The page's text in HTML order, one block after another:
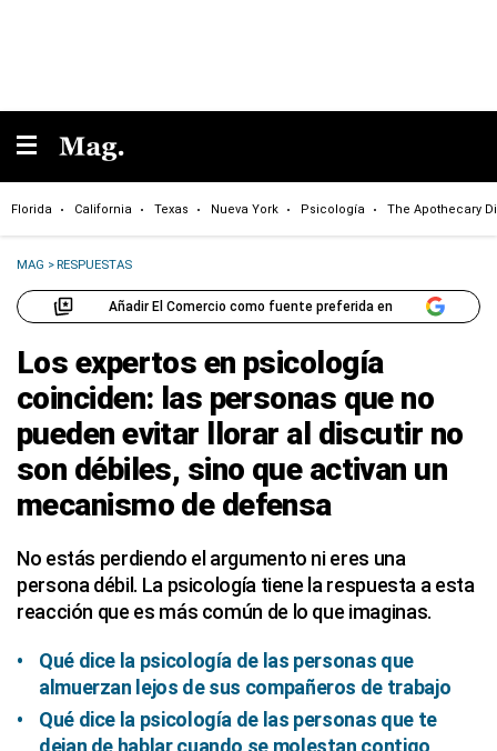
Florida California Texas Nueva York Psicología The Apothecary
MAG >RESPUESTAS
Añadir El Comercio como fuente preferida en
Los expertos en psicología
coinciden: las personas que no
pueden evitar llorar al discutir no
son débiles, sino que activan un
mecanismo de defensa
No estás perdiendo el argumento ni eres una
persona débil. La psicología tiene la respuesta a esta
reacción que es más común de lo que imaginas.
Qué dice la psicología de las personas que
almuerzan lejos de sus compañeros de trabajo
Qué dice la psicología de las personas que te
dejan de hablar cuando se molestan contigo